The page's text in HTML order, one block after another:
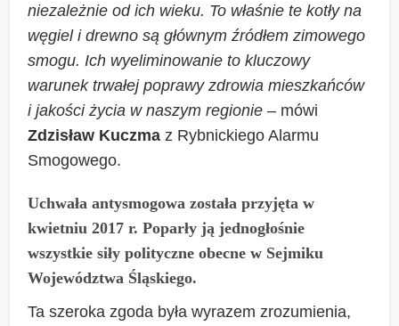
niezależnie od ich wieku. To właśnie te kotły na
węgiel i drewno są głównym źródłem zimowego
smogu. Ich wyeliminowanie to kluczowy
warunek trwałej poprawy zdrowia mieszkańców
i jakości życia w naszym regionie – mówi
Zdzisław Kuczma z Rybnickiego Alarmu
Smogowego.
Uchwała antysmogowa została przyjęta w
kwietniu 2017 r. Poparły ją jednogłośnie
wszystkie siły polityczne obecne w Sejmiku
Województwa Śląskiego.
Ta szeroka zgoda była wyrazem zrozumienia,